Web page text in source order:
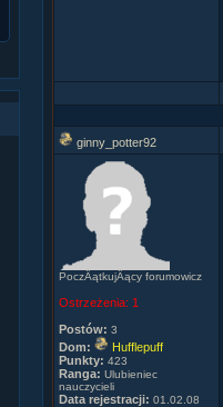
ginny_potter92
PoczÂątkujÂący forumowicz
Ostrzeżenia: 1
Postów: 3
Dom:
Hufflepuff
Punkty: 423
Ranga: Ulubieniec
nauczycieli
Data rejestracji: 01.02.08